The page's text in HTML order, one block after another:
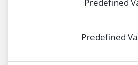
Predefined
Predefined